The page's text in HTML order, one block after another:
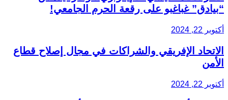
“بيادق” غباغبو على رقعة الحرم الجامعي!
أكتوبر 22, 2024
الاتحاد الإفريقي والشراكات في مجال إصلاح قطاع
الأمن
أكتوبر 22, 2024